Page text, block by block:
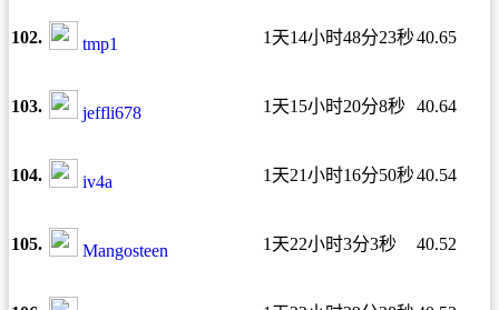
102. tmp1 1天14小时48分23秒40.65
103. jeffli678 1天15小时20分8秒 40.64
104. iv4a 1天21小时16分50秒40.54
105. Mangosteen 1天22小时3分3秒 40.52